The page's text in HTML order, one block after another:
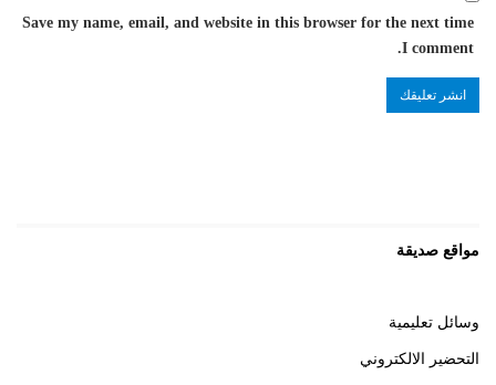
Save my name, email, and website in this browser for the next time
I comment.
مواقع صديقة
وسائل تعليمية
التحضير الالكتروني